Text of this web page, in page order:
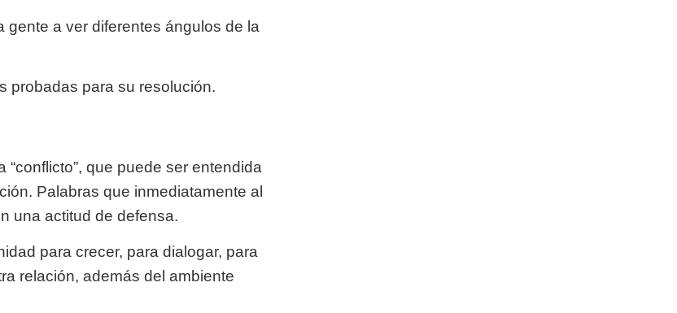
a ver diferentes ángulos de la
probadas para su resolución.
que puede ser entendida
Palabras que inmediatamente al
una actitud de defensa.
para crecer, para dialogar, para
relación, además del ambiente